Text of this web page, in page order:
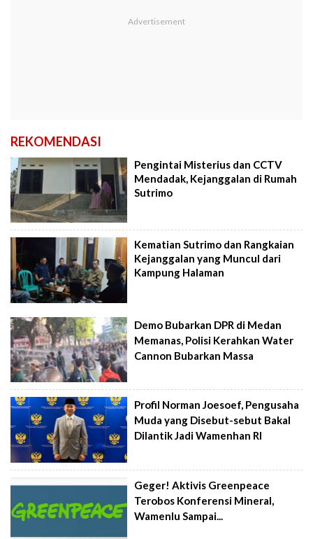
REKOMENDASI
Pengintai Misterius dan CCTV
Mendadak, Kejanggalan di Rumah
Sutrimo
Kematian Sutrimo dan Rangkaian
Kejanggalan yang Muncul dari
Kampung Halaman
Demo Bubarkan DPR di Medan
Memanas, Polisi Kerahkan Water
Cannon Bubarkan Massa
Profil Norman Joesoef, Pengusaha
Muda yang Disebut-sebut Bakal
Dilantik Jadi Wamenhan RI
Geger! Aktivis Greenpeace
Terobos Konferensi Mineral,
Wamenlu Sampai...